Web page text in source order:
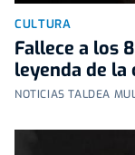
CULTURA
Fallece a los
leyenda de
NOTICIAS TALDEA